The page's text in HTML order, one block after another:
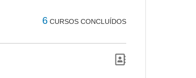
6 CURSOS CONCLUÍDOS